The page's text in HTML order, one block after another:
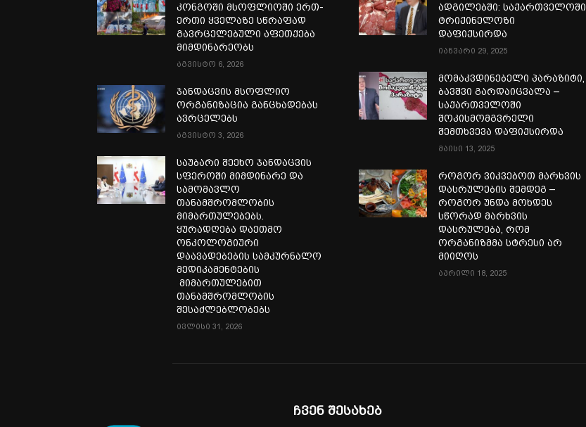
კონგოში მსოფლიოში ერთ-
ერთი ყველაზე სწრაფად
გავრცელებული აფეთქება
მიმდინარეობს
აგვისტო 6, 2026
ჯანდაცვის მსოფლიო
ორგანიზაცია განცხადებას
ავრცელებს
აგვისტო 3, 2026
საუბარი შეეხო ჯანდაცვის
სფეროში მიმდინარე და
სამომავლო
თანამშრომლობის
მიმართულებებს.
ყურადღება დაეთმო
ონკოლოგიური
დაავადებების სამკურნალო
მედიკამენტების
მიმართულებით
თანამშრომლობის
შესაძლებლობებს
ივლისი 31, 2026
ადგილებში: საქართველოში
ტრიქინელოზი
დაფიქსირდა
იანვარი 29, 2025
მომაკვდინებელი პარაზიტი,
ბავშვი გარდაიცვალა –
საქართველოში
შოკისმომგვრელი
შემთხვევა დაფიქსირდა
მაისი 13, 2025
როგორ ვიკვებოთ მარხვის
დასრულების შემდეგ –
როგორ უნდა მოხდეს
სწორად მარხვის
დასრულება, რომ
ორგანიზმმა სტრესი არ
მიიღოს
აპრილი 18, 2025
ჩვენ შესახებ